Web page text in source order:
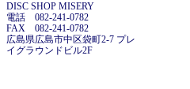
DISC SHOP MISERY
電話 082-241-0782
FAX 082-241-0782
広島県広島市中区袋町2-7 プレ
イグラウンドビル2F